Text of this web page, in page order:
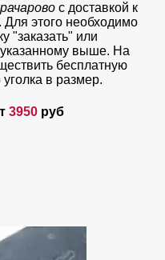
с доставкой к
Для этого необходимо
"заказать" или
выше. На
бесплатную
в размер.
3950 руб